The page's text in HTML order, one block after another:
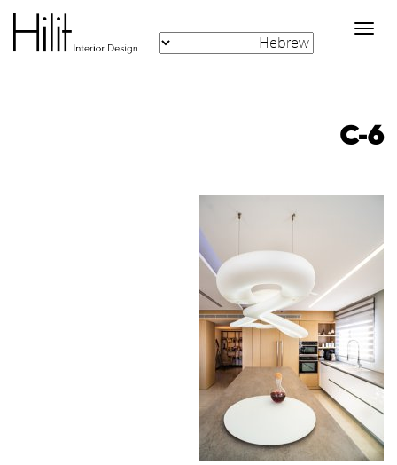
Toggle
navigation
C-6